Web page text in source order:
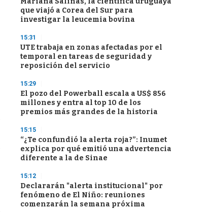
que viajó a Corea del Sur para
investigar la leucemia bovina
15:31
UTE trabaja en zonas afectadas por el
temporal en tareas de seguridad y
reposición del servicio
15:29
El pozo del Powerball escala a US$ 856
millones y entra al top 10 de los
premios más grandes de la historia
15:15
“¿Te confundió la alerta roja?”: Inumet
explica por qué emitió una advertencia
diferente a la de Sinae
15:12
Declararán "alerta institucional" por
fenómeno de El Niño: reuniones
comenzarán la semana próxima